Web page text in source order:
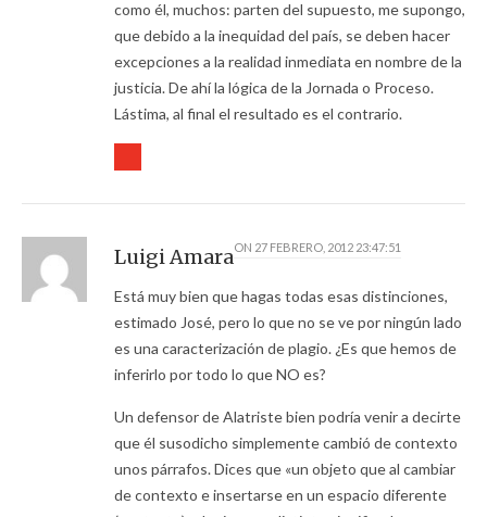
como él, muchos: parten del supuesto, me supongo,
que debido a la inequidad del país, se deben hacer
excepciones a la realidad inmediata en nombre de la
justicia. De ahí la lógica de la Jornada o Proceso.
Lástima, al final el resultado es el contrario.
Luigi AmaraON 27 FEBRERO, 2012 23:47:51
Está muy bien que hagas todas esas distinciones,
estimado José, pero lo que no se ve por ningún lado
es una caracterización de plagio. ¿Es que hemos de
inferirlo por todo lo que NO es?
Un defensor de Alatriste bien podría venir a decirte
que él susodicho simplemente cambió de contexto
unos párrafos. Dices que «un objeto que al cambiar
de contexto e insertarse en un espacio diferente